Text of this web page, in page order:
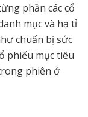
phần các cổ
mục và hạ tỉ
chuẩn bị sức
phiếu mục tiêu
phiên ở